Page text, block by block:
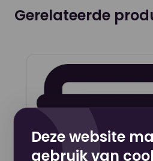
Deze website
gebruik van
2000, GP-
Gerelateerde